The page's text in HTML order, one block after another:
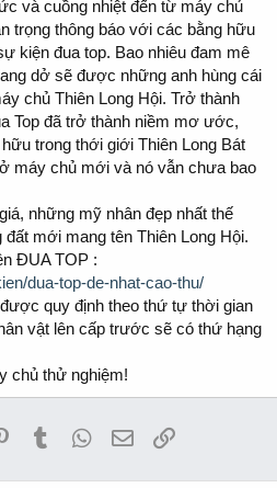
và cuồng nhiệt đến từ máy chủ
trọng thông báo với các bằng hữu
kiện đua top. Bao nhiêu đam mê
dở sẽ được những anh hùng cái
chủ Thiên Long Hội. Trở thành
Top đã trở thành niềm mơ ước,
trong thới giới Thiên Long Bát
máy chủ mới và nó vẫn chưa bao
những mỹ nhân đẹp nhất thế
mới mang tên Thiên Long Hội.
ĐUA TOP :
dua-top-de-nhat-cao-thu/
quy định theo thứ tự thời gian
vật lên cấp trước sẽ có thứ hạng
chủ thử nghiệm!
PinterestTumblrWhatsApp
EmailLink